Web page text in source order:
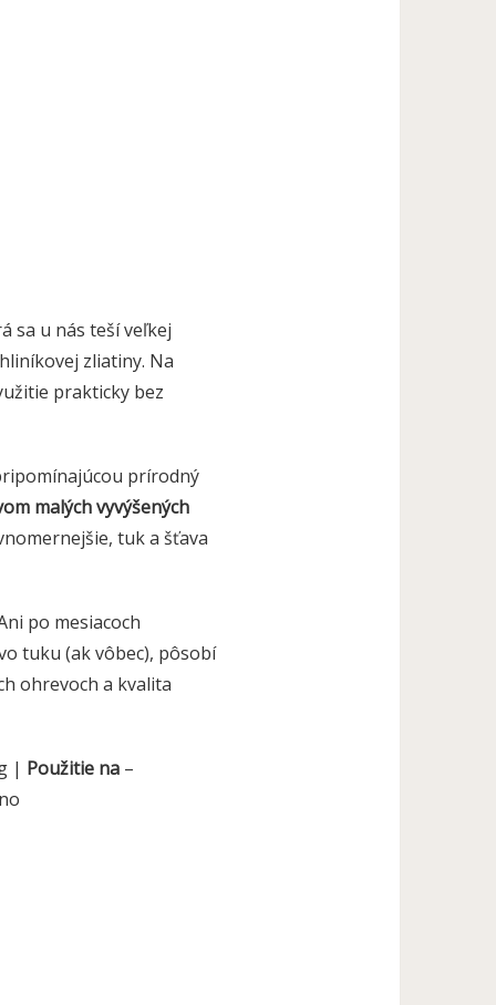
sa u nás teší veľkej
zliatiny. Na
prakticky bez
prírodný
malých vyvýšených
tuk a šťava
po mesiacoch
tuku (ak vôbec), pôsobí
ohrevoch a kvalita
| Použitie na–